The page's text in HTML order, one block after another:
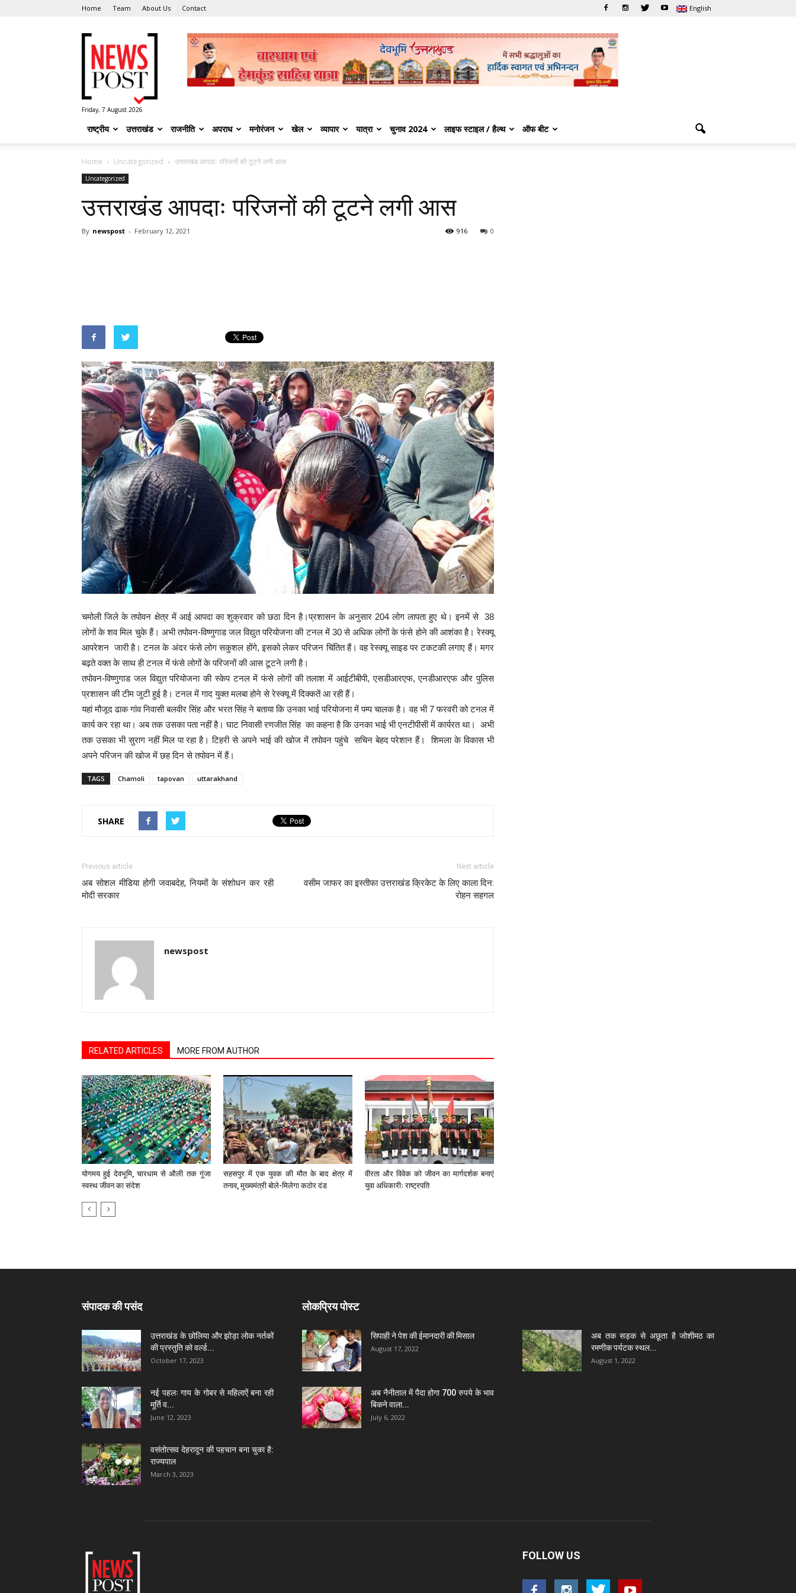
Home Team About Us Contact English
Post
Friday, 7 August 2026
राष्ट्रीय उत्तराखंड राजनीति अपराध मनोरंजन खेल व्यापार यात्रा चुनाव 2024 लाइफ स्टाइल / हैल्थ ऑफ बीट
Home Uncategorized उत्तराखंड आपदाः परिजनों की टूटने लगी आस
Uncategorized
उत्तराखंड आपदाः परिजनों की टूटने लगी आस
By newspost - February 12, 2021 0
916
चमोली जिले के तपोवन क्षेत्र में आई आपदा का शुक्रवार को छठा दिन है।प्रशासन के अनुसार 204 लोग लापता हुए थे। इनमें से 38
लोगों के शव मिल चुके हैं। अभी तपोवन-विष्णुगाड जल विद्युत परियोजना की टनल में 30 से अधिक लोगों के फंसे होने की आशंका है। रेस्क्यू
आपरेशन जारी है। टनल के अंदर फंसे लोग सकुशल होंगे, इसको लेकर परिजन चिंतित हैं। वह रेस्क्यू साइड पर टकटकी लगाए हैं। मगर
बढ़ते वक्त के साथ ही टनल में फंसे लोगों के परिजनों की आस टूटने लगी है।
तपोवन-विष्णुगाड जल विद्युत परियोजना की स्केप टनल में फंसे लोगों की तलाश में आईटीबीपी, एसडीआरएफ, एनडीआरएफ और पुलिस
प्रशासन की टीम जुटी हुई है। टनल में गाद युक्त मलबा होने से रेस्क्यू में दिक्कतें आ रही हैं।
यहां मौजूद ढाक गांव निवासी बलवीर सिंह और भरत सिंह ने बताया कि उनका भाई परियोजना में पम्प चालक है। वह भी 7 फरवरी को टनल में
कार्य कर रहा था। अब तक उसका पता नहीं है। घाट निवासी रणजीत सिंह का कहना है कि उनका भाई भी एनटीपीसी में कार्यरत था। अभी
तक उसका भी सुराग नहीं मिल पा रहा है। टिहरी से अपने भाई की खोज में तपोवन पहुंचे सचिन बेहद परेशान हैं। शिमला के विकास भी
अपने परिजन की खोज में छह दिन से तपोवन में हैं।
TAGS Chamoli tapovan uttarakhand
SHARE
Previous article
अब सोशल मीडिया होगी जवाबदेह, नियमों के संशोधन कर रही
मोदी सरकार
Next article
वसीम जाफर का इस्तीफा उत्तराखंड क्रिकेट के लिए काला दिन:
रोहन सहगल
newspost
RELATED ARTICLES MORE FROM AUTHOR
योगमय हुई देवभूमि, चारधाम से औली तक गूंजा
स्वस्थ जीवन का संदेश
सहसपुर में एक युवक की मौत के बाद क्षेत्र में
तनाव, मुख्यमंत्री बोले-मिलेगा कठोर दंड
वीरता और विवेक को जीवन का मार्गदर्शक बनाएं
युवा अधिकारीः राष्ट्रपति
संपादक की पसंद
उत्तराखंड के छोलिया और झोड़ा लोक नर्तकों
की प्रस्तुति को वर्ल्ड...
October 17, 2023
नई पहलः गाय के गोबर से महिलाऐं बना रही
मूर्ति व...
June 12, 2023
वसंतोत्सव देहरादून की पहचान बना चुका है:
राज्यपाल
March 3, 2023
लोकप्रिय पोस्ट
सिपाही ने पेश की ईमानदारी की मिसाल
August 17, 2022
अब तक सड़क से अछूता है जोशीमठ का
रमणीक पर्यटक स्थल...
August 1, 2022
अब नैनीताल में पैदा होगा 700 रुपये के भाव
बिकने वाला...
July 6, 2022
FOLLOW US